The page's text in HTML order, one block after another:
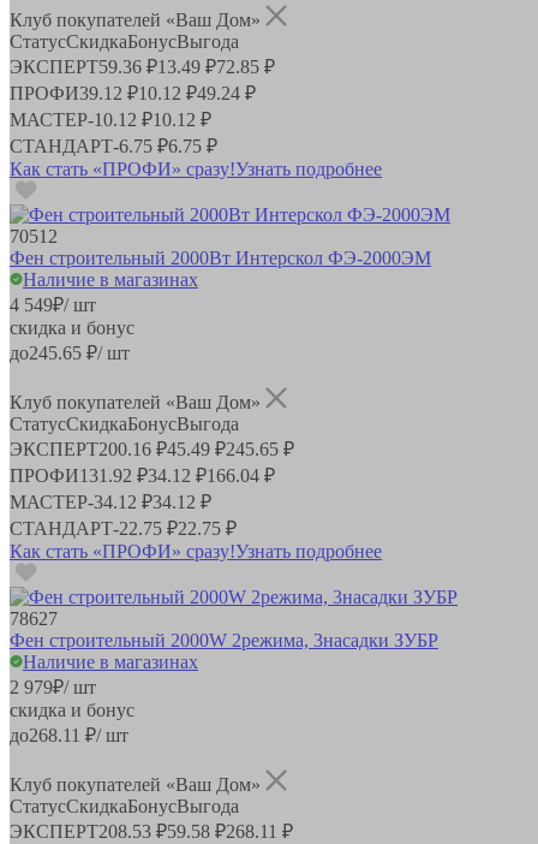
Клуб покупателей «Ваш Дом»
СтатусСкидкаБонусВыгода
ЭКСПЕРТ59.36 ₽13.49 ₽72.85 ₽
ПРОФИ39.12 ₽10.12 ₽49.24 ₽
МАСТЕР-10.12 ₽10.12 ₽
СТАНДАРТ-6.75 ₽6.75 ₽
Как стать «ПРОФИ» сразу!Узнать подробнее
70512
Фен строительный 2000Вт Интерскол ФЭ-2000ЭМ
Наличие в магазинах
4 549₽/ шт
скидка и бонус
до245.65 ₽/ шт
Клуб покупателей «Ваш Дом»
СтатусСкидкаБонусВыгода
ЭКСПЕРТ200.16 ₽45.49 ₽245.65 ₽
ПРОФИ131.92 ₽34.12 ₽166.04 ₽
МАСТЕР-34.12 ₽34.12 ₽
СТАНДАРТ-22.75 ₽22.75 ₽
Как стать «ПРОФИ» сразу!Узнать подробнее
78627
Фен строительный 2000W 2режима, 3насадки ЗУБР
Наличие в магазинах
2 979₽/ шт
скидка и бонус
до268.11 ₽/ шт
Клуб покупателей «Ваш Дом»
СтатусСкидкаБонусВыгода
ЭКСПЕРТ208.53 ₽59.58 ₽268.11 ₽